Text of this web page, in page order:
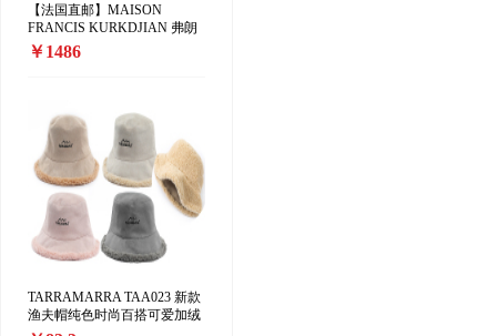
【法国直邮】MAISON
FRANCIS KURKDJIAN 弗朗
西斯·库尔吉安「红色百家乐香
精版」中性香水 EDP香精35-
￥1486
TARRAMARRA TAA023 新款
渔夫帽纯色时尚百搭可爱加绒
保暖渔夫帽正反两戴